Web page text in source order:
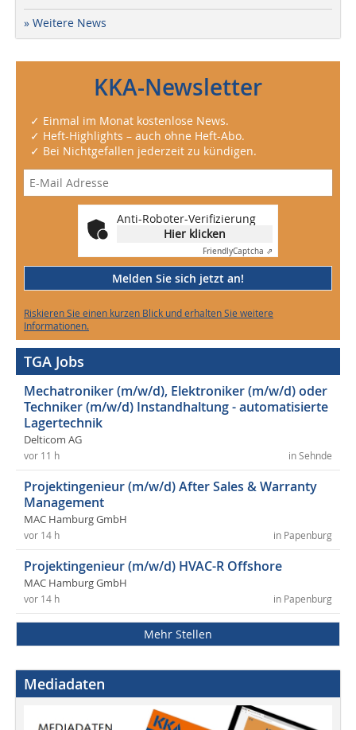
» Weitere News
KKA-Newsletter
✓ Einmal im Monat kostenlose News.
✓ Heft-Highlights – auch ohne Heft-Abo.
✓ Bei Nichtgefallen jederzeit zu kündigen.
Anti-Roboter-Verifizierung
Hier klicken
FriendlyCaptcha ⇗
Melden Sie sich jetzt an!
Riskieren Sie einen kurzen Blick und erhalten Sie weitere
Informationen.
TGA Jobs
Mechatroniker (m/w/d), Elektroniker (m/w/d) oder
Techniker (m/w/d) Instandhaltung - automatisierte
Lagertechnik
Delticom AG
in Sehnde
vor 11 h
Projektingenieur (m/w/d) After Sales & Warranty
Management
MAC Hamburg GmbH
in Papenburg
vor 14 h
Projektingenieur (m/w/d) HVAC-R Offshore
MAC Hamburg GmbH
in Papenburg
vor 14 h
Mehr Stellen
Mediadaten